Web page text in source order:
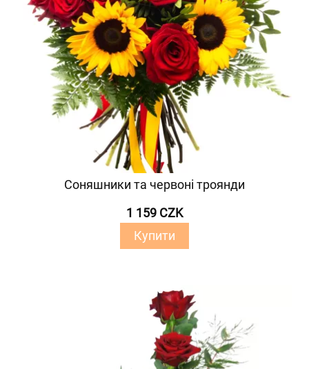
Соняшники та червоні троянди
1 159 CZK
Купити